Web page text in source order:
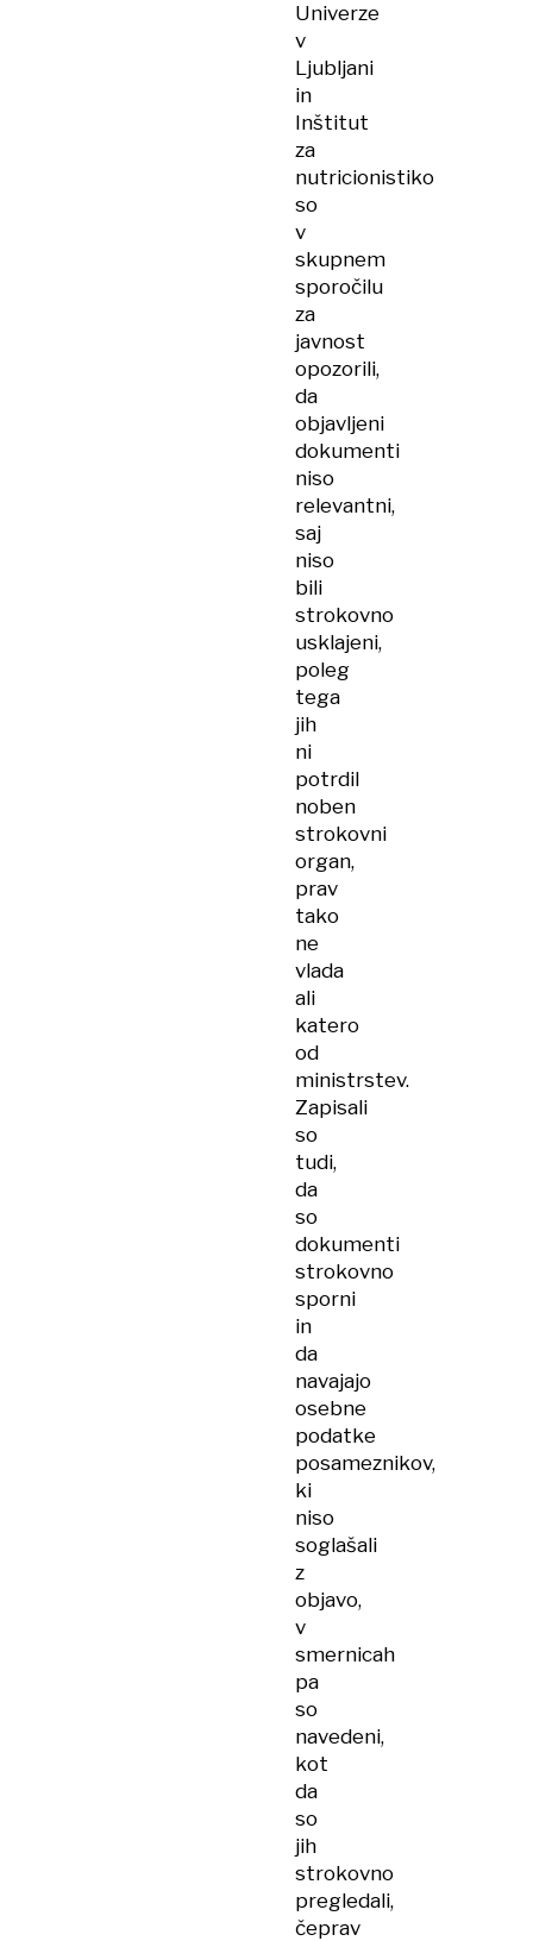
Univerze
v
Ljubljani
in
Inštitut
za
nutricionistiko
so
v
skupnem
sporočilu
za
javnost
opozorili,
da
objavljeni
dokumenti
niso
relevantni,
saj
niso
bili
strokovno
usklajeni,
poleg
tega
jih
ni
potrdil
noben
strokovni
organ,
prav
tako
ne
vlada
ali
katero
od
ministrstev.
Zapisali
so
tudi,
da
so
dokumenti
strokovno
sporni
in
da
navajajo
osebne
podatke
posameznikov,
ki
niso
soglašali
z
objavo,
v
smernicah
pa
so
navedeni,
kot
da
so
jih
strokovno
pregledali,
čeprav